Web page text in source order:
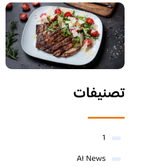
تصنيفات
1
AI News